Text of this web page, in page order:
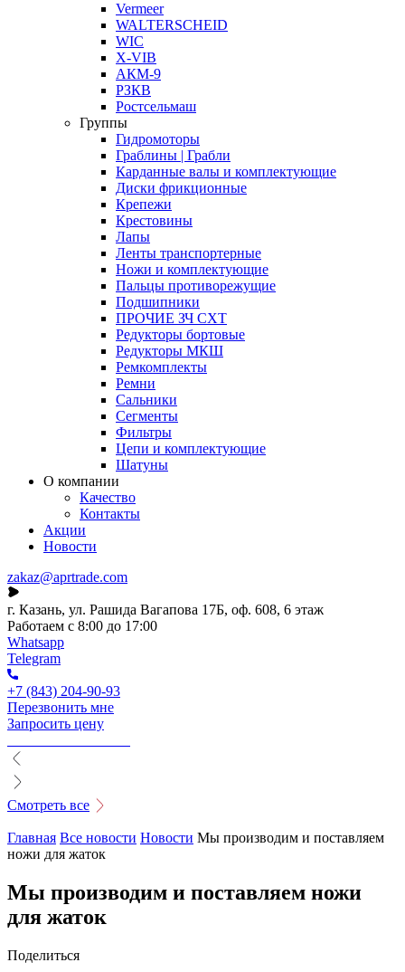
Vermeer
WALTERSCHEID
WIC
X-VIB
АКМ-9
РЗКВ
Ростсельмаш
Группы
Гидромоторы
Граблины | Грабли
Карданные валы и комплектующие
Диски фрикционные
Крепежи
Крестовины
Лапы
Ленты транспортерные
Ножи и комплектующие
Пальцы противорежущие
Подшипники
ПРОЧИЕ ЗЧ СХТ
Редукторы бортовые
Редукторы МКШ
Ремкомплекты
Ремни
Сальники
Сегменты
Фильтры
Цепи и комплектующие
Шатуны
О компании
Качество
Контакты
Акции
Новости
zakaz@aprtrade.com
г. Казань, ул. Рашида Вагапова 17Б, оф. 608, 6 этаж
Работаем с 8:00 до 17:00
Whatsapp
Telegram
+7 (843) 204-90-93
Перезвонить мне
Запросить цену
Смотреть все
Главная Все новости Новости Мы производим и поставляем
ножи для жаток
Мы производим и поставляем ножи
для жаток
Поделиться